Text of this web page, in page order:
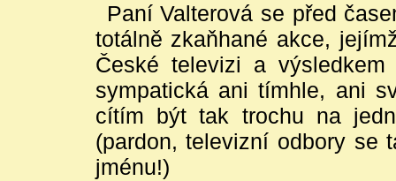
Paní Valterová se před
totálně zkaňhané akce,
České televizi a
sympatická ani tímhle, ani
cítím být tak trochu na
(pardon, televizní odbory se
jménu!)